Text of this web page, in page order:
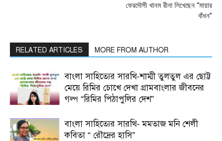
ফেরদৌসী খানম রীনা লিখেছেন “মায়ার
বাঁধন”
RELATED ARTICLES MORE FROM AUTHOR
বাংলা সাহিত্যের সারথি-শাম্মী তুলতুল এর ছোট্ট
মেয়ে রিমির চোখে দেখা গ্রামবাংলার জীবনের
গল্প “রিমির পিঠাপুলির দেশ”
বাংলা সাহিত্যের সারথি- মমতাজ মনি শেলী
কবিতা “ রৌদ্রের হাসি”